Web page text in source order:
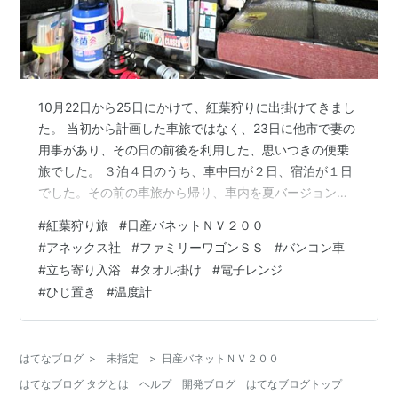
10月22日から25日にかけて、紅葉狩りに出掛けてきまし
た。 当初から計画した車旅ではなく、23日に他市で妻の
用事があり、その日の前後を利用した、思いつきの便乗
旅でした。 ３泊４日のうち、車中曰が２日、宿泊が１日
でした。その前の車旅から帰り、車内を夏バージョンか
で気付いた点についても改善・改良を加行いました。今
回その記事を添付しました。 特にルーフキャリアの風切
音の改善は、一時の音より随分低減したことが、確認で
きました。嬉しかったです。 また、車内の快適化は、ポ
ータブルエアコンの室内・室外機を降ろし、荷台を狭め
#紅葉狩り旅 #日産バネットＮＶ２００
#アネックス社 #ファミリーワゴンＳＳ #バンコン車
#立ち寄り入浴 #タオル掛け #電子レンジ
#ひじ置き #温度計
はてなブログ > 未指定 > 日産バネットＮＶ２００
はてなブログ タグとは
ヘルプ 開発ブログ はてなブログトップ